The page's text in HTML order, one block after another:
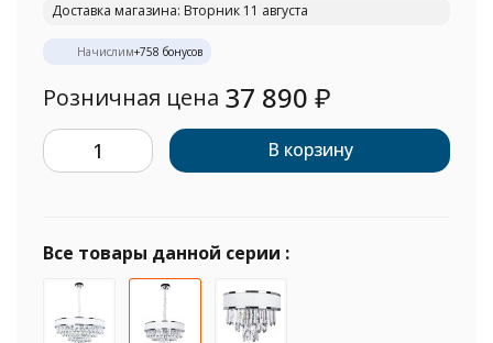
Доставка магазина: Вторник 11 августа
Начислим+758 бонусов
Розничная цена 37 890 ₽
В корзину
Все товары данной серии :